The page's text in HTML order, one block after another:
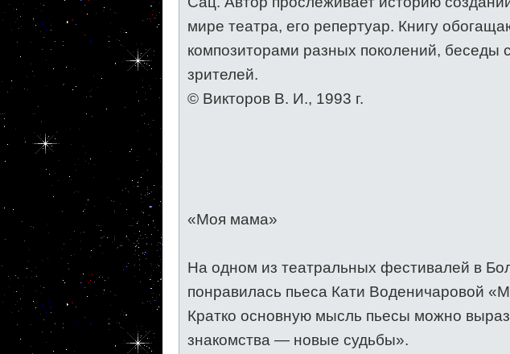
мире театра, его репертуар. Книгу
композиторами разных поколений, беседы
зрителей.
© Викторов В. И., 1993 г.
«Моя мама»
На одном из театральных фестивалей в
понравилась пьеса Кати Воденичаровой
Кратко основную мысль пьесы можно
знакомства — новые судьбы».